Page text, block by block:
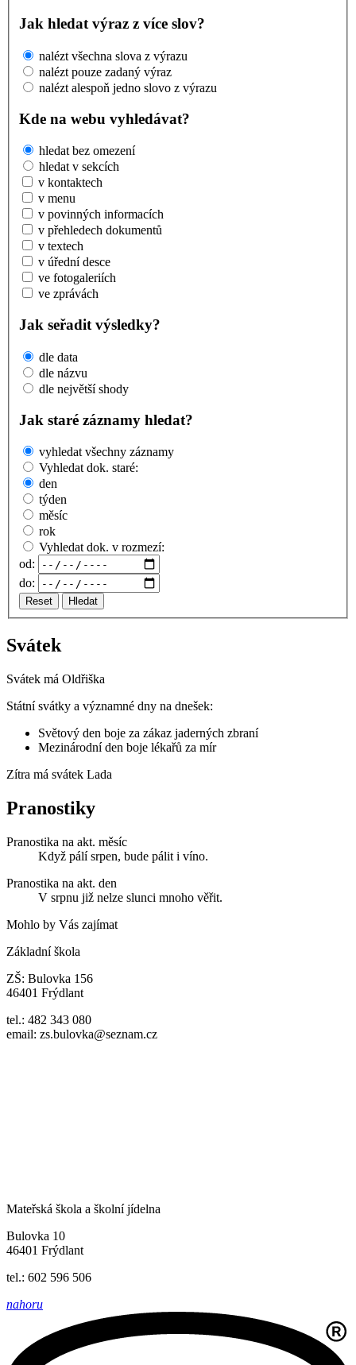
Jak hledat výraz z více slov?
nalézt všechna slova z výrazu
nalézt pouze zadaný výraz
nalézt alespoň jedno slovo z výrazu
Kde na webu vyhledávat?
hledat bez omezení
hledat v sekcích
v kontaktech
v menu
v povinných informacích
v přehledech dokumentů
v textech
v úřední desce
ve fotogaleriích
ve zprávách
Jak seřadit výsledky?
dle data
dle názvu
dle největší shody
Jak staré záznamy hledat?
vyhledat všechny záznamy
Vyhledat dok. staré:
den
týden
měsíc
rok
Vyhledat dok. v rozmezí:
od:
do:
Reset Hledat
Svátek
Svátek má Oldřiška
Státní svátky a významné dny na dnešek:
Světový den boje za zákaz jaderných zbraní
Mezinárodní den boje lékařů za mír
Zítra má svátek Lada
Pranostiky
Pranostika na akt. měsíc
Když pálí srpen, bude pálit i víno.
Pranostika na akt. den
V srpnu již nelze slunci mnoho věřit.
Mohlo by Vás zajímat
Základní škola
ZŠ: Bulovka 156
46401 Frýdlant
tel.: 482 343 080
email: zs.bulovka@seznam.cz
Mateřská škola a školní jídelna
Bulovka 10
46401 Frýdlant
tel.: 602 596 506
nahoru